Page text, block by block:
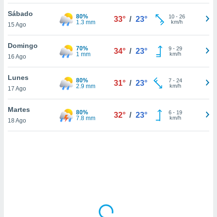
de
sitio
de que
sean
para
ni para
Sábado
15 Ago
80%
1.3 mm
33° / 23° 10- 26
km/h
Domingo
16 Ago
70%
1 mm
34° / 23° 9- 29
km/h
Lunes
17 Ago
80%
2.9 mm
31° / 23° 7- 24
km/h
Martes
18 Ago
80%
7.8 mm
32° / 23° 6- 19
km/h